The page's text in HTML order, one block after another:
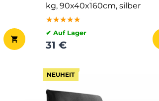
kg, 90x40x160cm, silber
★★★★★
★★★★★
★★★★★
✔ Auf Lager
31 €
NEUHEIT